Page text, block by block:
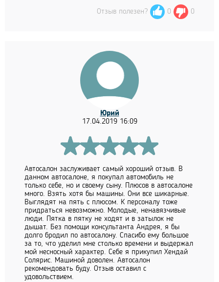
Отзыв полезен? 0 0
Юрий
17.04.2019 16:09
Автосалон заслуживает самый хороший отзыв. В
данном автосалоне, я покупал автомобиль не
только себе, но и своему сыну. Плюсов в автосалоне
много. Взять хотя бы машины. Они все шикарные.
Выглядят на пять с плюсом. К персоналу тоже
придраться невозможно. Молодые, ненавязчивые
люди. Пятка в пятку не ходят и в затылок не
дышат. Без помощи консультанта Андрея, я бы
долго бродил по автосалону. Спасибо ему большое
за то, что уделил мне столько времени и выдержал
мой несносный характер. Себе я прикупил Хендай
Солярис. Машиной доволен. Автосалон
рекомендовать буду. Отзыв оставил с
удовольствием.